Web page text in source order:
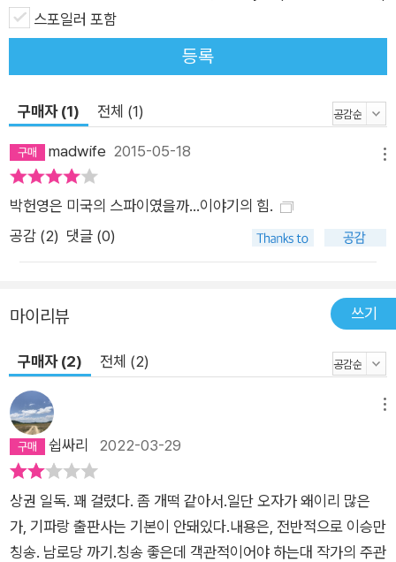
하여 원래의 38선 이북으로 밀려나자 남로당 핵심부도 북으로
피신하지 않을 도리가 없었다. 미군정의 감시를 피해 한걸음 먼저
북으로 옮겨갔던 박헌영도 결국 김일성 앞에 백기를 들 수밖에 없
뻔했다. 그렇지만 한때 조선공산당의 뚜렷한 지도자였으며, 북조
선 공화국에서도 엄연한 부수상 겸 외상이었던 사람을 그토록 잔
인하게 고문(감방에 세퍼드를 풀어 물어뜯게 하다!)했다니 그저
사상 정치집단의 빈번한 부침(浮沈)이 있었겠지만 남로당처럼
허망한 건 다시 없었을 거다. 박헌영이 미국의 스파이였다고 해서
김일성이 처단했다고 하는데, 그것이 사실이라면 남로당은 일종
의 만화에 불과하고, 그것이 아니라면 남로당이 치른 대가가 너무
나 엄청나다. 남로당의 역사 10년 동안의 경과는 대한민국에 국
에 그처럼 허망한 일이 있을 수 있는가.” 아무튼 박헌영을 중심으
로 한 남로당은 6.25전쟁 휴전과 더불어 남쪽과 북쪽에서 완전히
소멸되고 말았다. 1945년 9월 공산당을 재건한 후 1955년에 완
전 소멸하기까지 남로당은 10년 세월을 지탱했다. [작품 해설] 한
국 현대사 격동기 실화(實話) 소설 -김선학(金善鶴, 문학평론
가. 동국대 국문과 명예교수) <소설 알렉산드리아> 이후 <예낭
풍물지>에 이르기까지 그는 인간 실존이 그들을 둘러싸고 있는
환경적 요인과 맞서 어떻게 좌절하고 극복하느냐에 초점을 맞춘
스포일러 포함
등록
구매자 (1) 전체 (1)
madwife 2015-05-18
박헌영은 미국의 스파이였을까...이야기의 힘.
공감 (2) 댓글 (0)
마이리뷰 쓰기
구매자 (2) 전체 (2)
쉽싸리 2022-03-29
상권 일독. 꽤 걸렸다. 좀 개떡 같아서.일단 오자가 왜이리 많은
가, 기파랑 출판사는 기본이 안돼있다.내용은, 전반적으로 이승만
칭송. 남로당 까기.칭송 좋은데 객관적이어야 하는대 작가의 주관